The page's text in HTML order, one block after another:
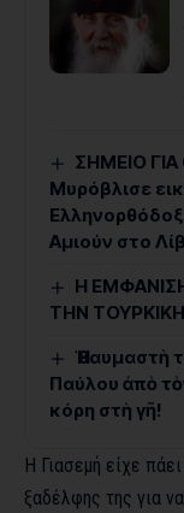
ΣΗΜΕΙΟ
Μυρόβλισε
Αμιούν στο
Η
ΤΗΝ
Ἡ θαυμαστὴ
Παύλου ἀπὸ
κόρη στὴ γῆ!
Η Γιασεμή είχε
ξαδέλφης της για